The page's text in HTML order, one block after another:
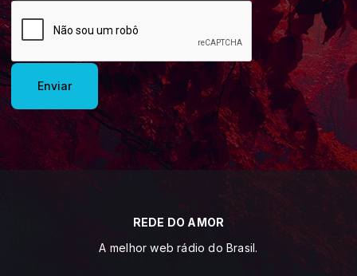
Enviar
REDE DO AMOR
A melhor web rádio do Brasil.